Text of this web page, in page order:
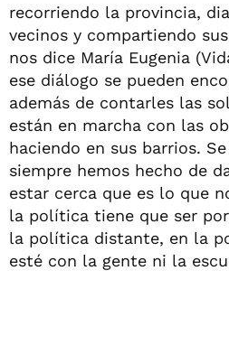
recorriendo la provincia,
vecinos y compartiendo
nos dice María Eugenia
ese diálogo se pueden
además de contarles las
están en marcha con las
haciendo en sus barrios.
siempre hemos hecho de
estar cerca que es lo que
la política tiene que ser
la política distante, en la
esté con la gente ni la